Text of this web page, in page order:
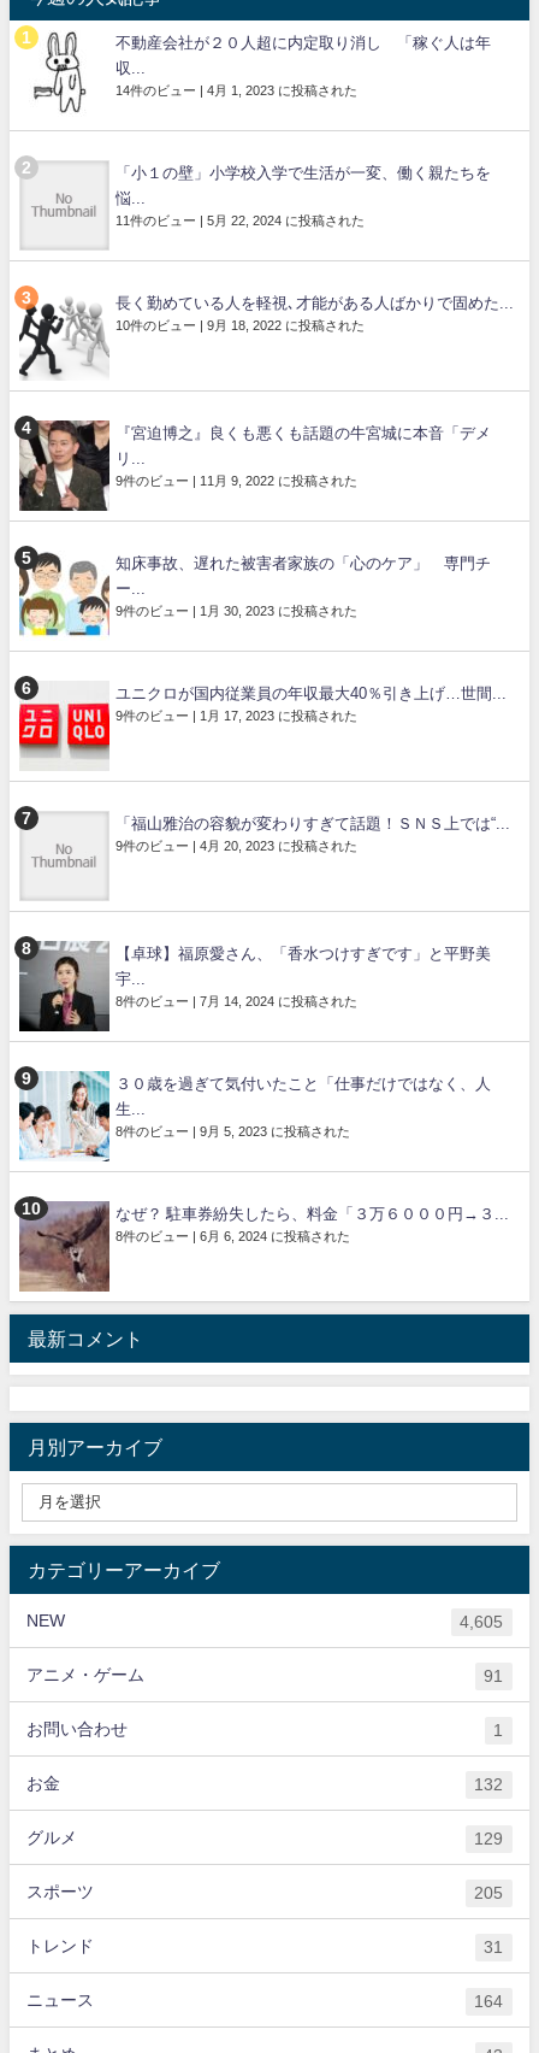
不動産会社が２０人超に内定取り消し 「稼ぐ人は年
収...
14件のビュー 4月 1, 2023 に投稿された
「小１の壁」小学校入学で生活が一変、働く親たちを
悩...
11件のビュー 5月 22, 2024 に投稿された
長く勤めている人を軽視､才能がある人ばかりで固めた...
10件のビュー 9月 18, 2022 に投稿された
『宮迫博之』良くも悪くも話題の牛宮城に本音「デメ
リ...
9件のビュー 11月 9, 2022 に投稿された
知床事故、遅れた被害者家族の「心のケア」 専門チ
ー...
9件のビュー 1月 30, 2023 に投稿された
ユニクロが国内従業員の年収最大40％引き上げ…世間...
9件のビュー 1月 17, 2023 に投稿された
「福山雅治の容貌が変わりすぎて話題！ＳＮＳ上では“...
9件のビュー 4月 20, 2023 に投稿された
【卓球】福原愛さん、「香水つけすぎです」と平野美
宇...
8件のビュー 7月 14, 2024 に投稿された
３０歳を過ぎて気付いたこと「仕事だけではなく、人
生...
8件のビュー 9月 5, 2023 に投稿された
なぜ？ 駐車券紛失したら、料金「３万６０００円→３...
8件のビュー 6月 6, 2024 に投稿された
最新コメント
月別アーカイブ
カテゴリーアーカイブ
NEW 4,605
アニメ・ゲーム 91
お問い合わせ 1
お金 132
グルメ 129
スポーツ 205
トレンド 31
ニュース 164